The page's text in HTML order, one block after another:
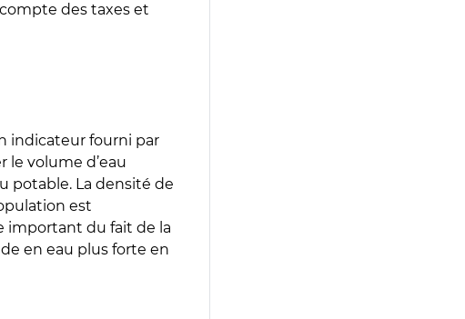
des taxes et
indicateur fourni par
le volume d’eau
potable. La densité de
est
important du fait de la
en eau plus forte en